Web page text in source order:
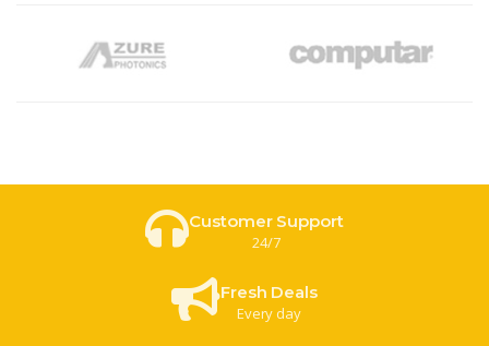
Customer Support
24/7
Fresh Deals
Every day